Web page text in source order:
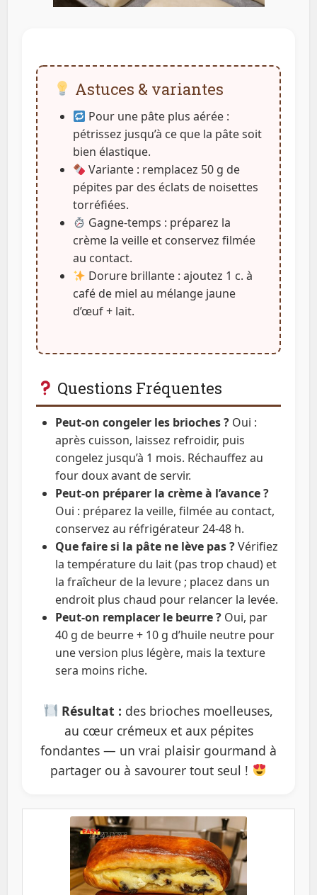
Astuces & variantes
Pour une pâte plus aérée :
pétrissez jusqu’à ce que la pâte soit
bien élastique.
Variante : remplacez 50 g de
pépites par des éclats de noisettes
torréfiées.
Gagne-temps : préparez la
crème la veille et conservez filmée
au contact.
Dorure brillante : ajoutez 1 c. à
café de miel au mélange jaune
d’œuf + lait.
Questions Fréquentes
Peut-on congeler les brioches ? Oui :
après cuisson, laissez refroidir, puis
congelez jusqu’à 1 mois. Réchauffez au
four doux avant de servir.
Peut-on préparer la crème à l’avance ?
Oui : préparez la veille, filmée au contact,
conservez au réfrigérateur 24-48 h.
Que faire si la pâte ne lève pas ?Vérifiez
la température du lait (pas trop chaud) et
la fraîcheur de la levure ; placez dans un
endroit plus chaud pour relancer la levée.
Peut-on remplacer le beurre ? Oui, par
40 g de beurre + 10 g d’huile neutre pour
une version plus légère, mais la texture
sera moins riche.
Résultat : des brioches moelleuses,
au cœur crémeux et aux pépites
fondantes — un vrai plaisir gourmand à
partager ou à savourer tout seul !